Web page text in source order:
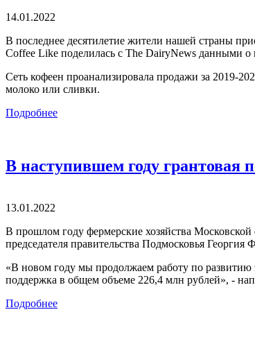
14.01.2022
В последнее десятилетие жители нашей страны
Coffee Like поделилась с The DairyNews данными о
Сеть кофеен проанализировала продажи за 2019-
молоко или сливки.
Подробнее
В наступившем году грантовая
13.01.2022
В прошлом году фермерские хозяйства
председателя правительства Подмосковья Георгия
«В новом году мы продолжаем работу по развитию
поддержка в общем объеме 226,4 млн рублей», -
Подробнее